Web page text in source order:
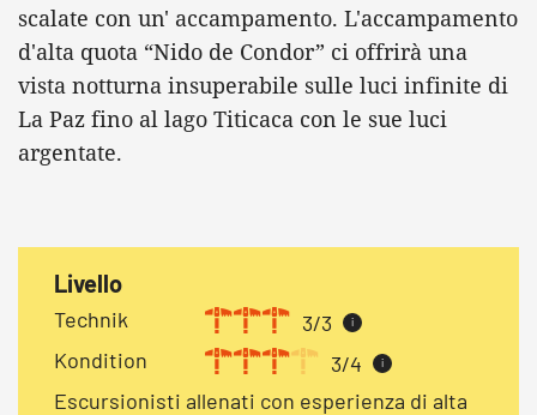
scalate con un' accampamento. L'accampamento
d'alta quota “Nido de Condor” ci offrirà una
vista notturna insuperabile sulle luci infinite di
La Paz fino al lago Titicaca con le sue luci
argentate.
Livello
Technik 3/3 i
Kondition 3/4 i
Escursionisti allenati con esperienza di alta